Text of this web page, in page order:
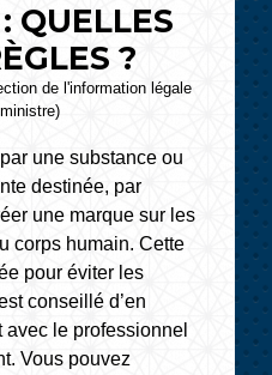
QUELLES
?
de l'information légale
une substance ou
destinée, par
une marque sur les
corps humain. Cette
pour éviter les
conseillé d’en
le professionnel
Vous pouvez